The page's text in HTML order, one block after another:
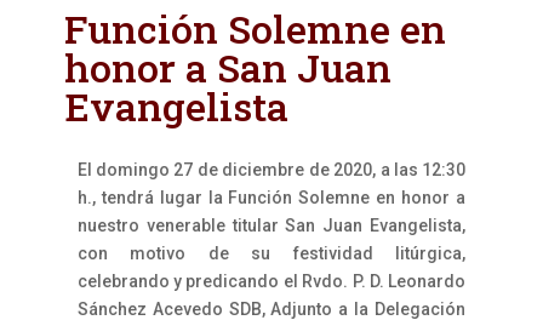
Función Solemne en
honor a San Juan
Evangelista
El domingo 27 de diciembre de 2020, a las 12:30
h., tendrá lugar la Función Solemne en honor a
nuestro venerable titular San Juan Evangelista,
con motivo de su festividad litúrgica,
celebrando y predicando el Rvdo. P. D. Leonardo
Sánchez Acevedo SDB, Adjunto a la Delegación